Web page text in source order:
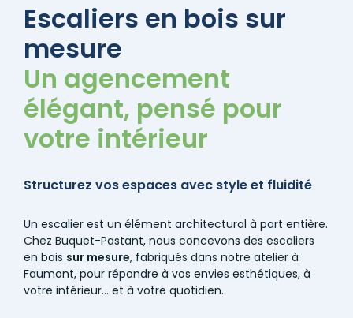
Escaliers en bois sur
mesure
Un agencement
élégant, pensé pour
votre intérieur
Structurez vos espaces avec style et fluidité
Un escalier est un élément architectural à part entière.
Chez Buquet-Pastant, nous concevons des escaliers
en bois sur mesure, fabriqués dans notre atelier à
Faumont, pour répondre à vos envies esthétiques, à
votre intérieur… et à votre quotidien.